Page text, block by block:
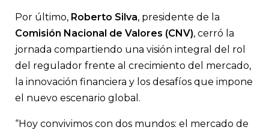
Por último, Roberto Silva, presidente de la
Comisión Nacional de Valores (CNV), cerró la
jornada compartiendo una visión integral del rol
del regulador frente al crecimiento del mercado,
la innovación financiera y los desafíos que impone
el nuevo escenario global.
“Hoy convivimos con dos mundos: el mercado de